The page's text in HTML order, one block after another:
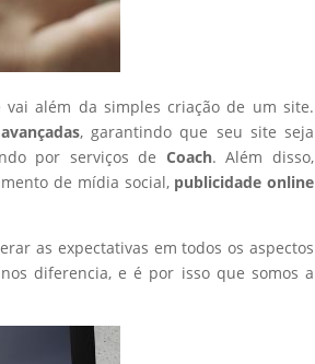
além da simples criação de um site.
avançadas, garantindo que seu site seja
por serviços de Coach. Além disso,
de mídia social, publicidade online
as expectativas em todos os aspectos
diferencia, e é por isso que somos a